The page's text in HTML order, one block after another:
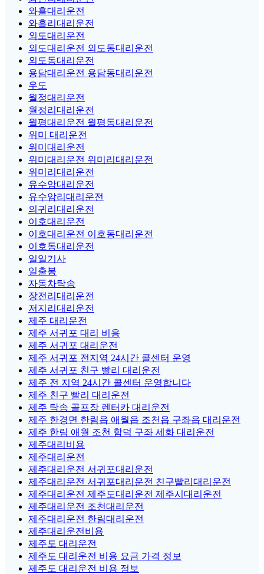
와흘대리운전
와흘리대리운전
외도대리운전
외도대리운전 외도동대리운전
외도동대리운전
용담대리운전 용담동대리운전
우도
월정대리운전
월정리대리운전
월평대리운전 월평동대리운전
위미 대리운전
위미대리운전
위미대리운전 위미리대리운전
위미리대리운전
유수암대리운전
유수암리대리운전
의귀리대리운전
이호대리운전
이호대리운전 이호동대리운전
이호동대리운전
일일기사
일출봉
자동차탁송
장전리대리운전
저지리대리운전
제주 대리운전
제주 서귀포 대리 비용
제주 서귀포 대리운전
제주 서귀포 전지역 24시간 콜센터 운영
제주 서귀포 친구 빨리 대리운전
제주 전 지역 24시간 콜센터 운영합니다
제주 친구 빨리 대리운전
제주 탁송 골프장 렌터카 대리운전
제주 한경면 한림읍 애월읍 조천읍 구좌읍 대리운전
제주 한림 애월 조천 함덕 구좌 세화 대리운전
제주대리비용
제주대리운전
제주대리운전 서귀포대리운전
제주대리운전 서귀포대리운전 친구빨리대리운전
제주대리운전 제주도대리운전 제주시대리운전
제주대리운전 조천대리운전
제주대리운전 한림대리운전
제주대리운전비용
제주도 대리운전
제주도 대리운전 비용 요금 가격 정보
제주도 대리운전 비용 정보